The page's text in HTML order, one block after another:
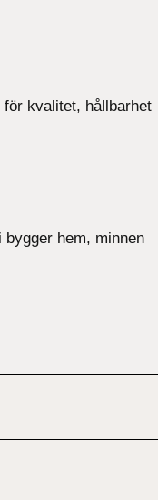
kvalitet, hållbarhet
hem, minnen